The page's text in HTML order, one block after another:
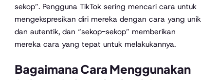
sekop”. Pengguna TikTok sering mencari cara untuk
mengekspresikan diri mereka dengan cara yang unik
dan autentik, dan “sekop-sekop” memberikan
mereka cara yang tepat untuk melakukannya.
Bagaimana Cara Menggunakan